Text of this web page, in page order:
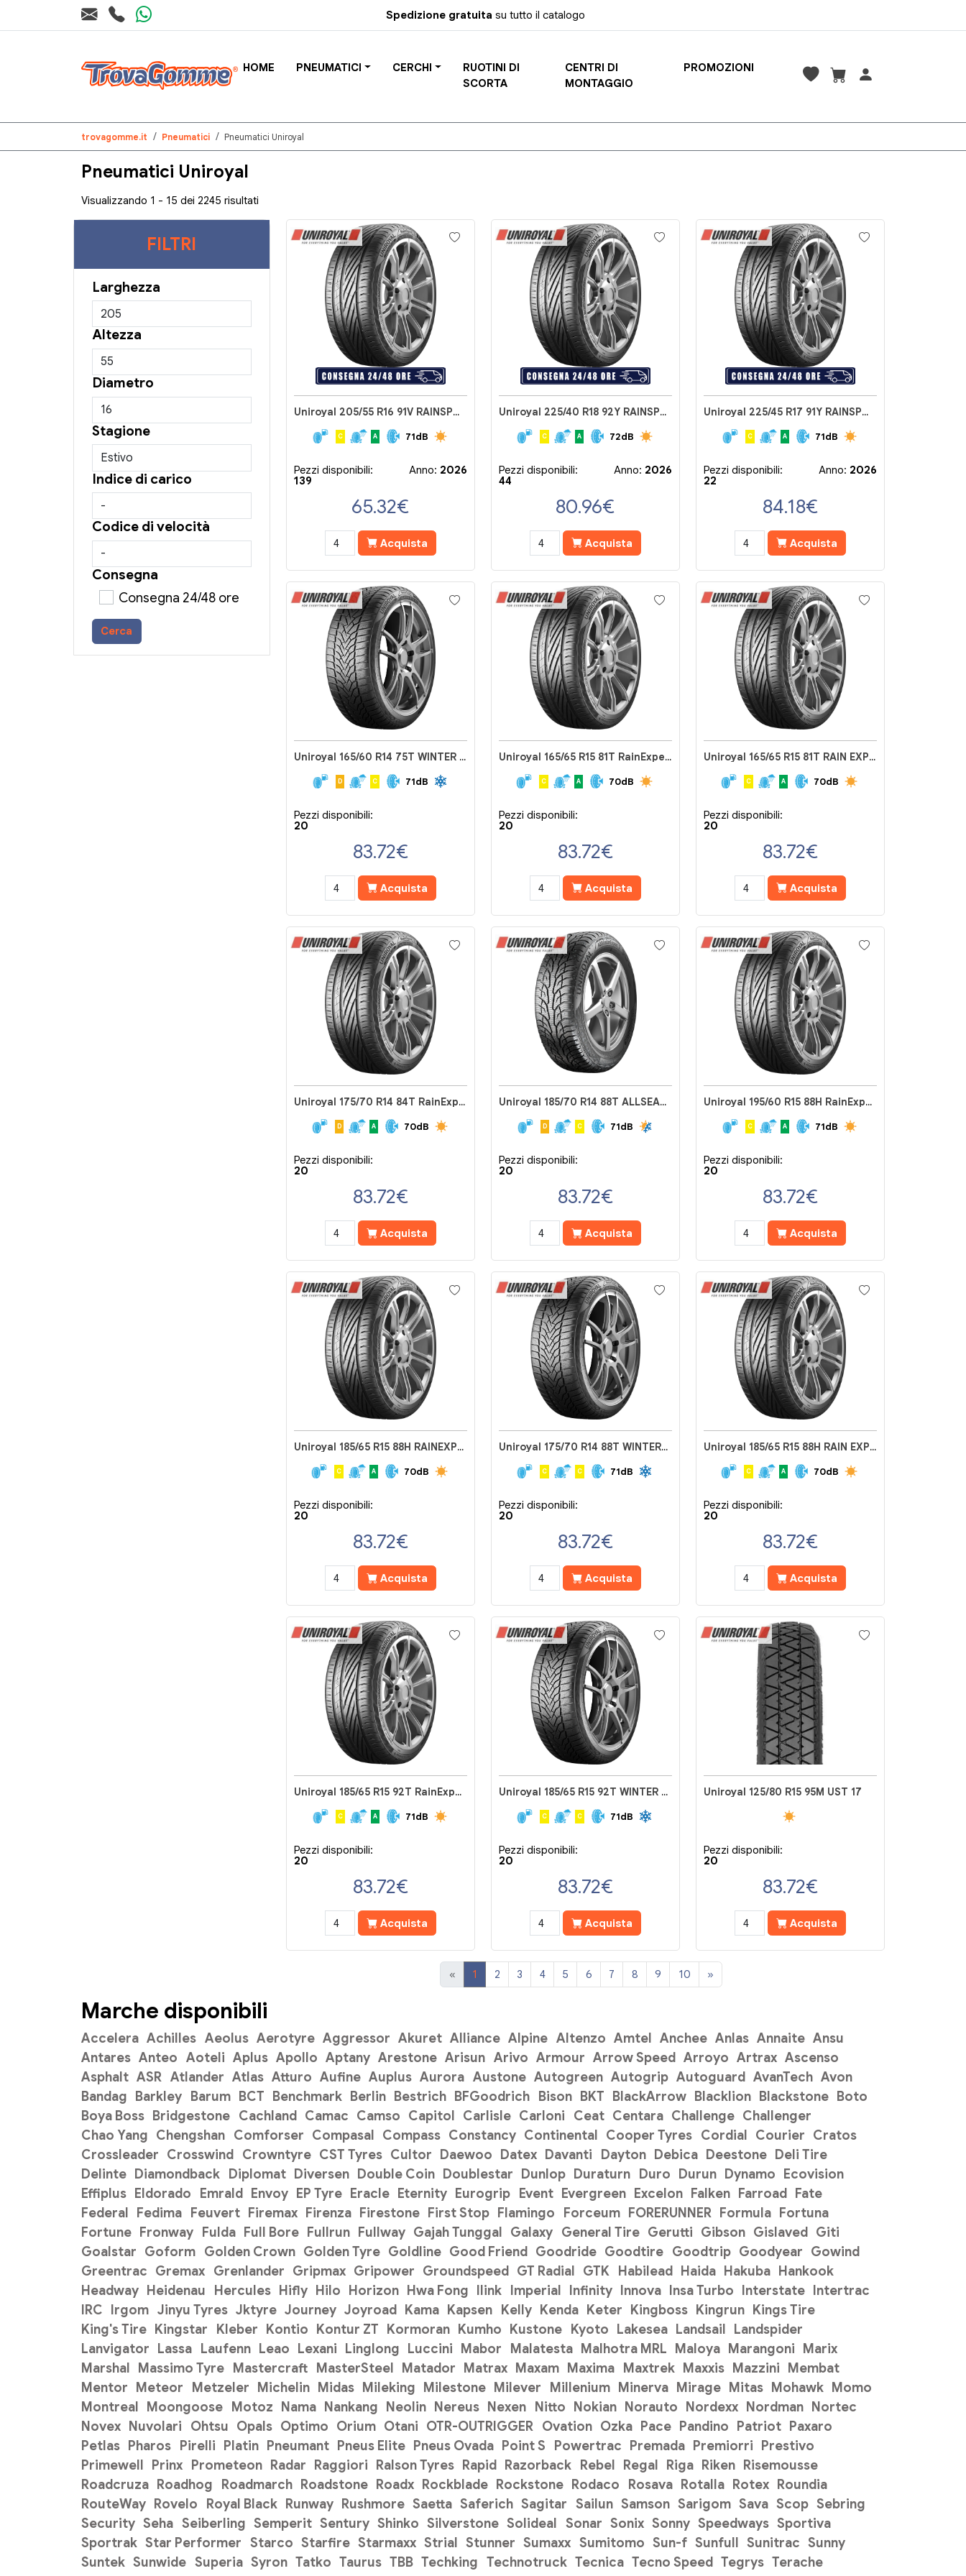
Spedizione gratuita su tutto il catalogo
HOME PNEUMATICI CERCHI
RUOTINI DI
SCORTA
CENTRI DI
MONTAGGIO
PROMOZIONI
trovagomme.it Pneumatici Pneumatici Uniroyal
Pneumatici Uniroyal
Visualizzando 1 - 15 dei 2245 risultati
FILTRI
Larghezza
Altezza
Diametro
Stagione
Indice di carico
Codice di velocità
Consegna
Consegna 24/48 ore
Cerca
Uniroyal 205/55 R16 91V RAINSPORT 5
C A 71dB
Pezzi disponibili:
139
Anno: 2026
65.32€
Acquista
Uniroyal 225/40 R18 92Y RAINSPORT 5
C A 72dB
Pezzi disponibili:
44
Anno: 2026
80.96€
Acquista
Uniroyal 225/45 R17 91Y RAINSPORT 5
C A 71dB
Pezzi disponibili:
22
Anno: 2026
84.18€
Acquista
Uniroyal 165/60 R14 75T WINTER EXPERT
D C 71dB
Pezzi disponibili:
20
83.72€
Acquista
Uniroyal 165/65 R15 81T RainExpert 5
C A 70dB
Pezzi disponibili:
20
83.72€
Acquista
Uniroyal 165/65 R15 81T RAIN EXPERT 5
C A 70dB
Pezzi disponibili:
20
83.72€
Acquista
Uniroyal 175/70 R14 84T RainExpert 5
D A 70dB
Pezzi disponibili:
20
83.72€
Acquista
Uniroyal 185/70 R14 88T ALLSEASONEXPERT 2
D C 71dB
Pezzi disponibili:
20
83.72€
Acquista
Uniroyal 195/60 R15 88H RainExpert 5
C A 71dB
Pezzi disponibili:
20
83.72€
Acquista
Uniroyal 185/65 R15 88H RAINEXPERT 5
C A 70dB
Pezzi disponibili:
20
83.72€
Acquista
Uniroyal 175/70 R14 88T WINTEREXPERT
C C 71dB
Pezzi disponibili:
20
83.72€
Acquista
Uniroyal 185/65 R15 88H RAIN EXPERT 5
C A 70dB
Pezzi disponibili:
20
83.72€
Acquista
Uniroyal 185/65 R15 92T RainExpert 5
C A 71dB
Pezzi disponibili:
20
83.72€
Acquista
Uniroyal 185/65 R15 92T WINTER EXPERT
C C 71dB
Pezzi disponibili:
20
83.72€
Acquista
Uniroyal 125/80 R15 95M UST 17
Pezzi disponibili:
20
83.72€
Acquista
« 1 2 3 4 5 6 7 8 9 10 »
Marche disponibili
Accelera Achilles Aeolus Aerotyre Aggressor Akuret Alliance Alpine Altenzo Amtel Anchee Anlas Annaite Ansu
Antares Anteo Aoteli Aplus Apollo Aptany Arestone Arisun Arivo Armour Arrow Speed Arroyo Artrax Ascenso
Asphalt ASR Atlander Atlas Atturo Aufine Auplus Aurora Austone Autogreen Autogrip Autoguard AvanTech Avon
Bandag
Barkley Barum BCT Benchmark Berlin Bestrich BFGoodrich Bison BKT BlackArrow Blacklion Blackstone
Boto
Boya Boss
Bridgestone Cachland Camac Camso Capitol Carlisle Carloni Ceat Centara Challenge Challenger
Chao Yang Chengshan Comforser Compasal Compass Constancy Continental Cooper Tyres Cordial Courier Cratos
Crossleader Crosswind Crowntyre CST Tyres Cultor Daewoo Datex Davanti Dayton Debica Deestone
Deli Tire
Delinte
Diamondback Diplomat Diversen Double Coin Doublestar Dunlop Duraturn Duro Durun Dynamo
Ecovision
Effiplus
Eldorado Emrald Envoy EP Tyre Eracle Eternity Eurogrip Event Evergreen Excelon Falken Farroad
Fate
Federal
Fedima Feuvert Firemax Firenza Firestone First Stop Flamingo Forceum FORERUNNER Formula
Fortuna
Fortune
Fronway Fulda Full Bore Fullrun Fullway Gajah Tunggal Galaxy General Tire Gerutti Gibson Gislaved
Giti
Goalstar Goform Golden Crown Golden Tyre Goldline Good Friend Goodride Goodtire Goodtrip Goodyear Gowind
Greentrac Gremax Grenlander Gripmax Gripower Groundspeed GT Radial GTK Habilead Haida Hakuba
Hankook
Headway
Heidenau Hercules Hifly Hilo Horizon Hwa Fong Ilink Imperial Infinity Innova Insa Turbo Interstate
Intertrac
IRC
Irgom Jinyu Tyres Jktyre Journey Joyroad Kama Kapsen Kelly Kenda Keter Kingboss Kingrun
Kings Tire
King's Tire
Kingstar Kleber Kontio Kontur ZT Kormoran Kumho Kustone Kyoto Lakesea Landsail
Landspider
Lanvigator
Lassa Laufenn Leao Lexani Linglong Luccini Mabor Malatesta Malhotra MRL Maloya Marangoni
Marix
Marshal
Massimo Tyre Mastercraft MasterSteel Matador Matrax Maxam Maxima Maxtrek Maxxis Mazzini
Membat
Mentor
Meteor Metzeler Michelin Midas Mileking Milestone Milever Millenium Minerva Mirage Mitas Mohawk
Momo
Montreal
Moongoose Motoz Nama Nankang Neolin Nereus Nexen Nitto Nokian Norauto Nordexx Nordman
Nortec
Novex
Nuvolari Ohtsu Opals Optimo Orium Otani OTR-OUTRIGGER Ovation Ozka Pace Pandino Patriot
Paxaro
Petlas
Pharos Pirelli Platin Pneumant Pneus Elite Pneus Ovada Point S Powertrac Premada Premiorri
Prestivo
Primewell
Prinx Prometeon Radar Raggiori Ralson Tyres Rapid Razorback Rebel Regal Riga Riken
Risemousse
Roadcruza
Roadhog Roadmarch Roadstone Roadx Rockblade Rockstone Rodaco Rosava Rotalla Rotex
Roundia
RouteWay
Rovelo Royal Black Runway Rushmore Saetta Saferich Sagitar Sailun Samson Sarigom Sava Scop Sebring
Security Seha Seiberling Semperit Sentury Shinko Silverstone Solideal Sonar Sonix Sonny Speedways Sportiva
Sportrak Star Performer Starco Starfire Starmaxx Strial Stunner Sumaxx Sumitomo Sun-f Sunfull Sunitrac Sunny
Suntek Sunwide Superia Syron Tatko Taurus TBB Techking Technotruck Tecnica Tecno Speed Tegrys Terache